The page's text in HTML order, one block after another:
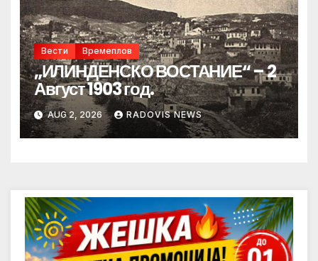
Вести Времеплов
„ИЛИНДЕНСКО ВОСТАНИЕ“ – 2
Август 1903 год.
AUG 2, 2026 RADOVIS NEWS